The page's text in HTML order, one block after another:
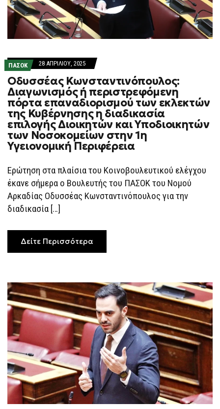
ΠΑΣΟΚ 28 ΑΠΡΙΛΊΟΥ, 2025
Οδυσσέας Κωνσταντινόπουλος:
Διαγωνισμός ή περιστρεφόμενη
πόρτα επαναδιορισμού των εκλεκτών
της Κυβέρνησης η διαδικασία
επιλογής Διοικητών και Υποδιοικητών
των Νοσοκομείων στην 1η
Υγειονομική Περιφέρεια
Ερώτηση στα πλαίσια του Κοινοβουλευτικού ελέγχου
έκανε σήμερα ο Βουλευτής του ΠΑΣΟΚ του Νομού
Αρκαδίας Οδυσσέας Κωνσταντινόπουλος για την
διαδικασία […]
Δείτε Περισσότερα